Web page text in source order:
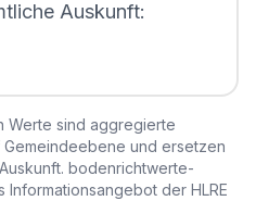
Auskunft:
Werte sind aggregierte
und ersetzen
bodenrichtwerte-
der HLRE